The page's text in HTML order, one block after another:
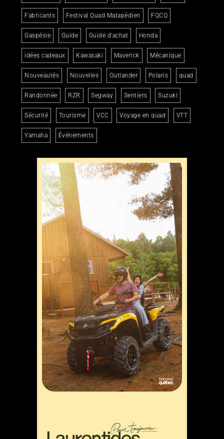
Fabricants Festival Quad Matapédien FQCQ
Gaspésie Guide Guide d'achat Honda
idées cadeaux Kawasaki Maverick Mécanique
Nouveautés Nouvelles Outlander Polaris quad
Randonnée RZR Segway Sentiers Suzuki
Sécurité Tourisme VCC Voyage en quad VTT
Yamaha Événements